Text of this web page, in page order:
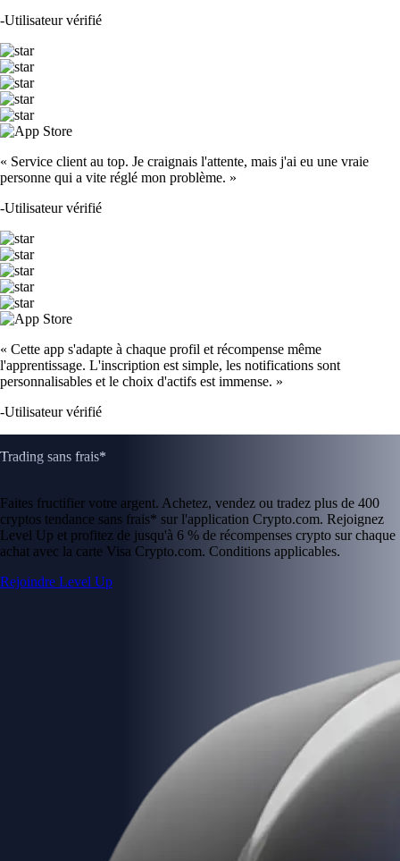
-Utilisateur vérifié
« Service client au top. Je craignais l'attente, mais j'ai eu une vraie
personne qui a vite réglé mon problème. »
-Utilisateur vérifié
« Cette app s'adapte à chaque profil et récompense même
l'apprentissage. L'inscription est simple, les notifications sont
personnalisables et le choix d'actifs est immense. »
-Utilisateur vérifié
Trading sans frais*
Faites fructifier votre argent. Achetez, vendez ou tradez plus de 400
cryptos tendance sans frais* sur l'application Crypto.com. Rejoignez
Level Up et profitez de jusqu'à 6 % de récompenses crypto sur chaque
achat avec la carte Visa Crypto.com. Conditions applicables.
Rejoindre Level Up